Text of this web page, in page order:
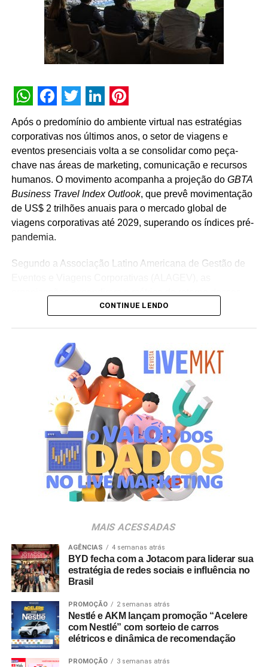
pela valorização das pessoas que fazem os eventos
acontecerem”, afirma Paulo Ventura, presidente da
UBRAFE.
A iniciativa estabelece uma agenda permanente de
educativas, o compartilhamento de metodologias de
para os pavilhões e a atuação conjunta junto a órgãos
públicos e autoridades reguladoras.
Para Guto Guedes, presidente da ABRACE, “a assinatura
deste acordo representa um avanço importante para as
empresas de cenografia e montagem de estandes e,
principalmente, para os profissionais que atuam na
montagem e na desmontagem dos eventos. Acreditamos
que o fortalecimento do setor passa pela valorização das
a nossa indústria crescer”.
WhatsApp
Facebook
Twitter
LinkedIn
Pinterest
Após o predomínio do ambiente virtual nas estratégias
corporativas nos últimos anos, o setor de viagens e
eventos presenciais volta a se consolidar como peça-
chave nas áreas de marketing, comunicação e recursos
humanos. O movimento acompanha a projeção do GBTA
Business Travel Index Outlook, que prevê movimentação
de US$ 2 trilhões anuais para o mercado global de
viagens corporativas até 2029, superando os índices pré-
pandemia.
Segundo a Associação Latino Americana de Gestão de
investimentos. Além dos indicadores financeiros diretos, a
existe estratégia e um bom planejamento, a viagem deixa
de cumprir apenas uma função operacional, como a de
ser um prêmio pontual, e passa a fazer parte da
construção da experiência da marca e gerar valor para o
negócio. Grandes eventos podem reunir colaboradores,
clientes, fornecedores, investidores e lideranças em um
mesmo ambiente, criando oportunidades para fortalecer
relacionamentos, ampliar o networkinge gerar novos
negócios. As possibilidades de ativação e experiência de
marca em eventos são infinitas”, analisa Luciana Dantas,
vice-presidente da ALAGEV.
Travel Index
apontam que 80% dos colaboradores
consideram viagens de incentivo a forma mais relevante
de reconhecimento profissional — contra 20% que optam
por bonificações financeiras ou bens materiais. A
pesquisa revela ainda que essas ativações aumentam a
retenção de lembrança de marca em até 35%, além de
96% dos entrevistados relatarem incremento na
motivação.
CONTINUE LENDO
MAIS ACESSADAS
AGÊNCIAS 4 semanas atrás
BYD fecha com a Jotacom para liderar sua
estratégia de redes sociais e influência no
Brasil
PROMOÇÃO 2 semanas atrás
Nestlé e AKM lançam promoção “Acelere
com Nestlé” com sorteio de carros
elétricos e dinâmica de recomendação
PROMOÇÃO 3 semanas atrás